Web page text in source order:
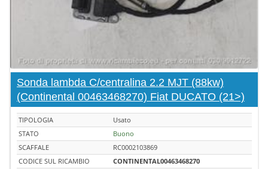
Sonda lambda C/centralina 2.2 MJT (88kw)
(Continental 00463468270) Fiat DUCATO (21>)
TIPOLOGIA
Usato
STATO
Buono
SCAFFALE
RC0002103869
CODICE SUL RICAMBIO
CONTINENTAL00463468270